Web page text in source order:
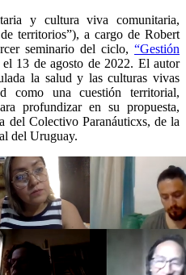
y cultura viva comunitaria,
territorios”), a cargo de Robert
seminario del ciclo, “Gestión
13 de agosto de 2022. El autor
la salud y las culturas vivas
como una cuestión territorial,
profundizar en su propuesta,
del Colectivo Paranáuticxs, de la
del Uruguay.